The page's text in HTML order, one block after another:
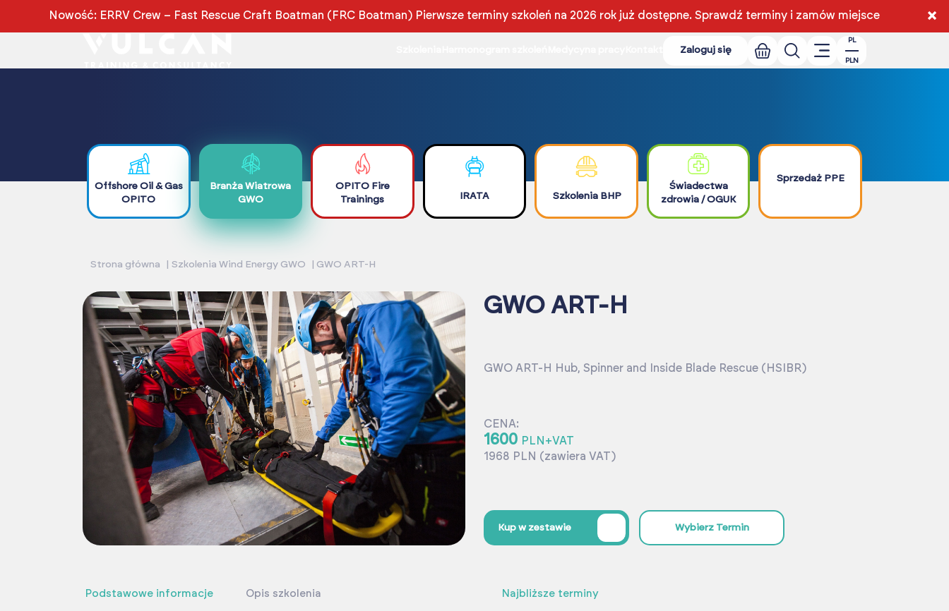
Nowość: ERRV Crew – Fast Rescue Craft Boatman (FRC Boatman) Pierwsze terminy szkoleń na 2026 rok już dostępne. Sprawdź terminy i zamów miejsce ×
Zaloguj się
PL
PLN
Offshore Oil & Gas
OPITO
Branża Wiatrowa
GWO
OPITO Fire
Trainings
IRATA Szkolenia BHP
Świadectwa
zdrowia / OGUK
Sprzedaż PPE
Strona główna Szkolenia Wind Energy GWO GWO ART-H
GWO ART-H
GWO ART-H Hub, Spinner and Inside Blade Rescue (HSIBR)
CENA:
1600 PLN+VAT
1968 PLN (zawiera VAT)
Kup w zestawie Wybierz Termin
Podstawowe informacje Opis szkolenia Najbliższe terminy